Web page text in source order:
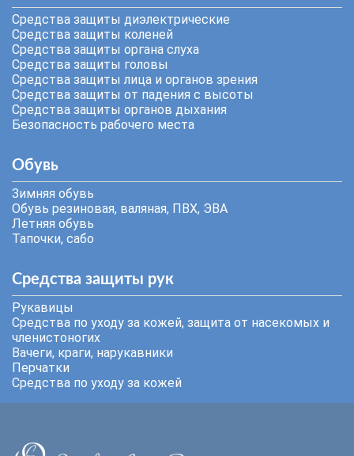
Средства защиты диэлектрические
Средства защиты коленей
Средства защиты органа слуха
Средства защиты головы
Средства защиты лица и органов зрения
Средства защиты от падения с высоты
Средства защиты органов дыхания
Безопасность рабочего места
Обувь
Зимняя обувь
Обувь резиновая, валяная, ПВХ, ЭВА
Летняя обувь
Тапочки, сабо
Средства защиты рук
Рукавицы
Средства по уходу за кожей, защита от насекомых и
членистоногих
Вачеги, краги, нарукавники
Перчатки
Средства по уходу за кожей